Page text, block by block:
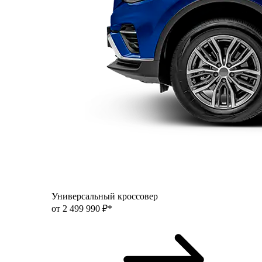
Универсальный кроссовер
от 2 499 990 ₽*